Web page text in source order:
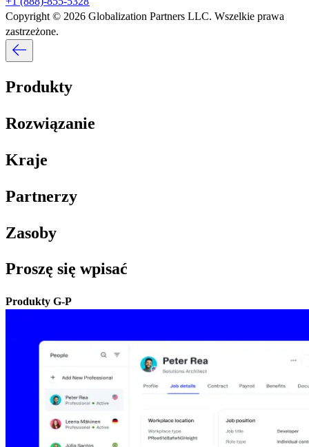
Copyright © 2026 Globalization Partners LLC. Wszelkie prawa
zastrzeżone.​​
Produkty​​
Rozwiązanie​​
Kraje​​
Partnerzy​​
Zasoby​​
Proszę się wpisać​​
Produkty G-P​​